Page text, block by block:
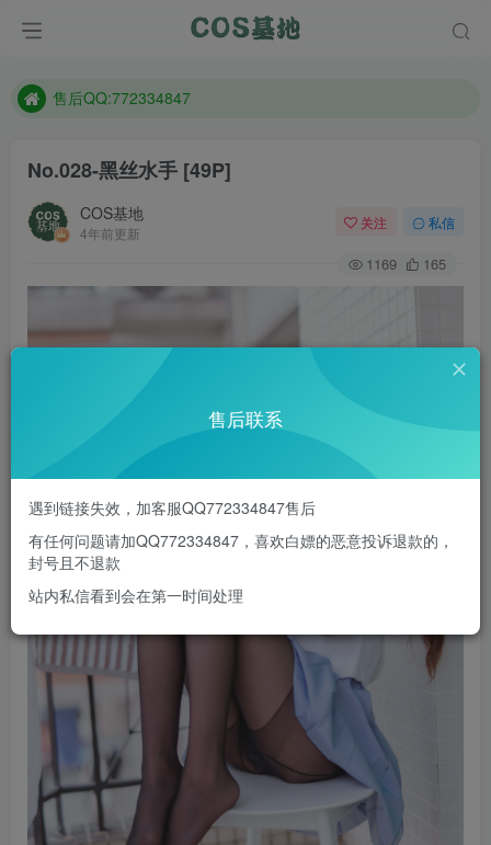
防失联：百度搜索《趣画刊》，实时查看最新站点。
售后QQ:772334847
No.028-黑丝水手 [49P]
COS基地
4年前更新
关注 私信
1169 165
售后联系
遇到链接失效，加客服QQ772334847售后
有任何问题请加QQ772334847，喜欢白嫖的恶意投诉退款的，
封号且不退款
站内私信看到会在第一时间处理